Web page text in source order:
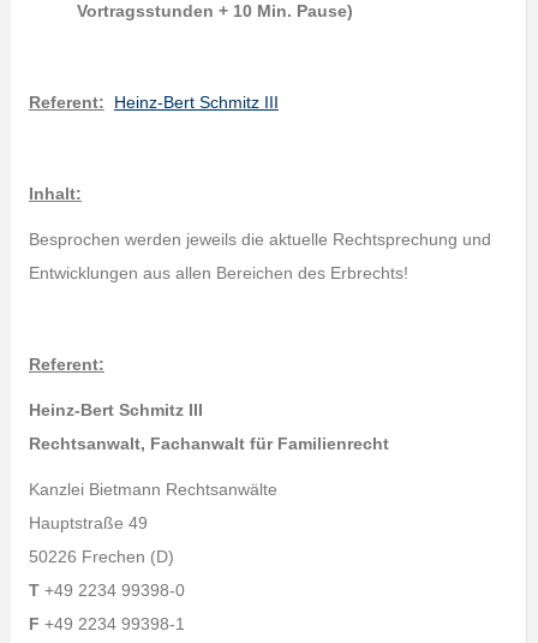
Vortragsstunden + 10 Min. Pause)
Referent: Heinz-Bert Schmitz III
Inhalt:
Besprochen werden jeweils die aktuelle Rechtsprechung und
Entwicklungen aus allen Bereichen des Erbrechts!
Referent:
Heinz-Bert Schmitz III
Rechtsanwalt, Fachanwalt für Familienrecht
Kanzlei Bietmann Rechtsanwälte
Hauptstraße 49
50226 Frechen (D)
T+49 2234 99398-0
F +49 2234 99398-1